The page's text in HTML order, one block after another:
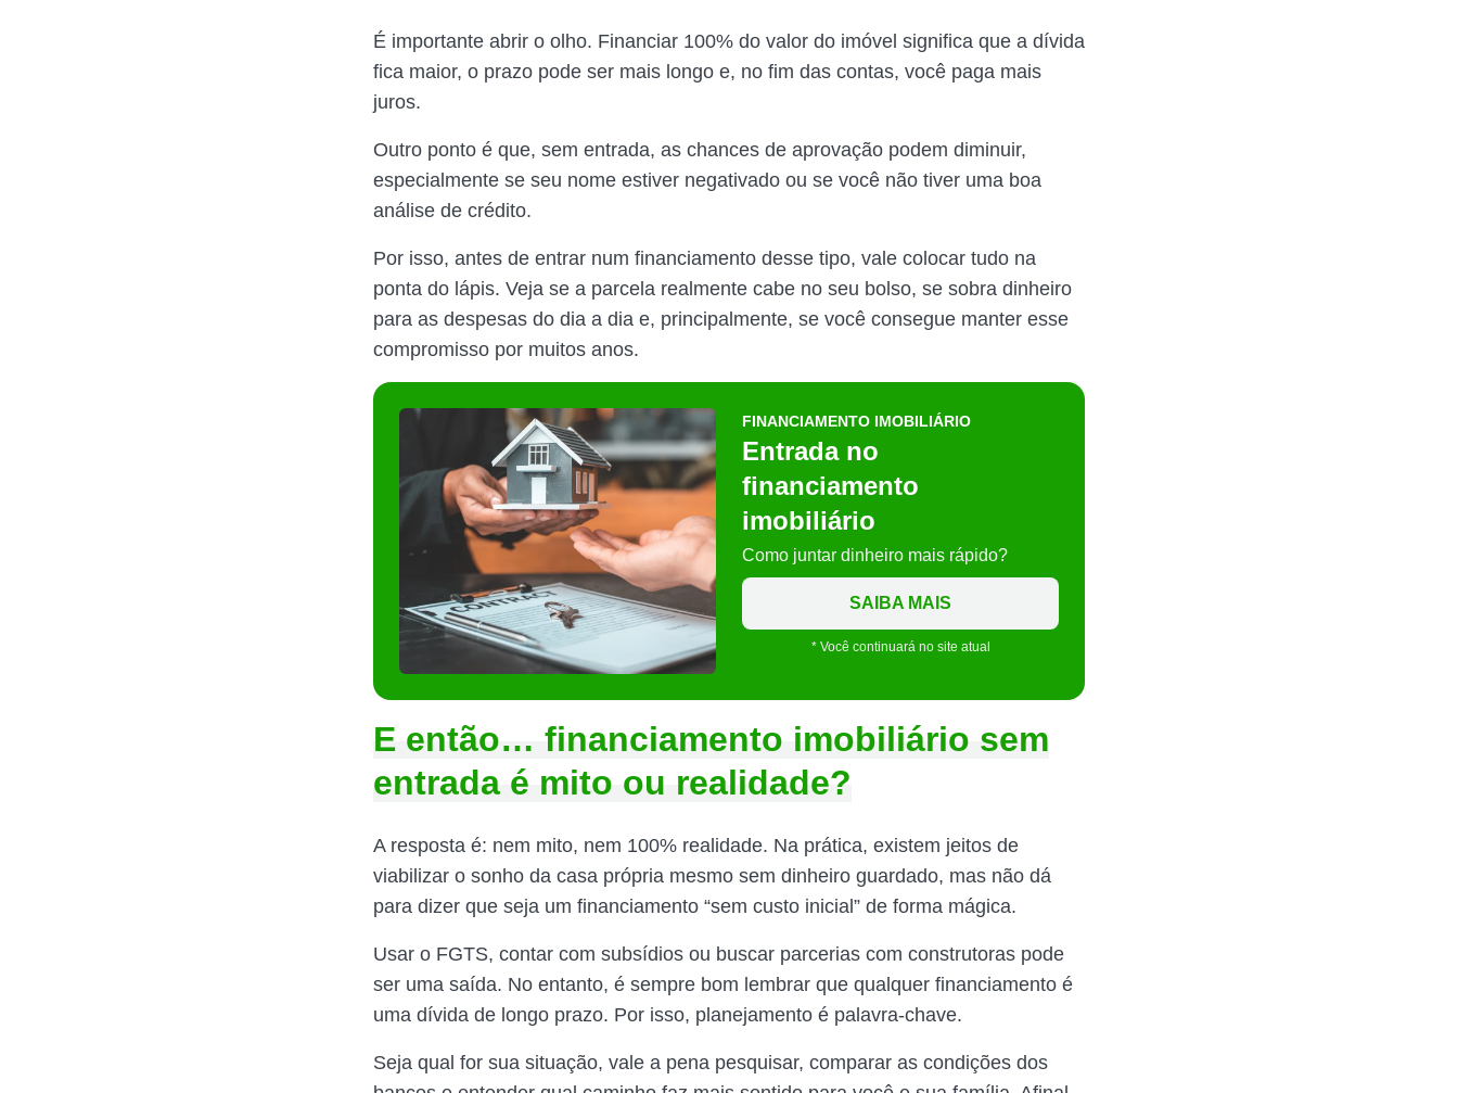
É importante abrir o olho. Financiar 100% do valor do imóvel significa que a dívida
fica maior, o prazo pode ser mais longo e, no fim das contas, você paga mais
juros.
Outro ponto é que, sem entrada, as chances de aprovação podem diminuir,
especialmente se seu nome estiver negativado ou se você não tiver uma boa
análise de crédito.
Por isso, antes de entrar num financiamento desse tipo, vale colocar tudo na
ponta do lápis. Veja se a parcela realmente cabe no seu bolso, se sobra dinheiro
para as despesas do dia a dia e, principalmente, se você consegue manter esse
compromisso por muitos anos.
FINANCIAMENTO IMOBILIÁRIO
Entrada no
financiamento
imobiliário
Como juntar dinheiro mais rápido?
SAIBA MAIS
* Você continuará no site atual
E então… financiamento imobiliário sem
entrada é mito ou realidade?
A resposta é: nem mito, nem 100% realidade. Na prática, existem jeitos de
viabilizar o sonho da casa própria mesmo sem dinheiro guardado, mas não dá
para dizer que seja um financiamento “sem custo inicial” de forma mágica.
Usar o FGTS, contar com subsídios ou buscar parcerias com construtoras pode
ser uma saída. No entanto, é sempre bom lembrar que qualquer financiamento é
uma dívida de longo prazo. Por isso, planejamento é palavra-chave.
Seja qual for sua situação, vale a pena pesquisar, comparar as condições dos